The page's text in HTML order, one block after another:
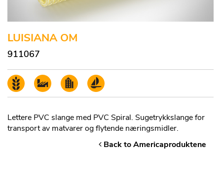
LUISIANA OM
911067
Lettere PVC slange med PVC Spiral. Sugetrykkslange for
transport av matvarer og flytende næringsmidler.
Back to Americaproduktene